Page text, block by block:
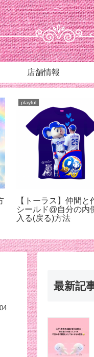
店舗情報
playful
【トーラス】仲間と
シールド@自分の内
入る(戻る)方法
最新記